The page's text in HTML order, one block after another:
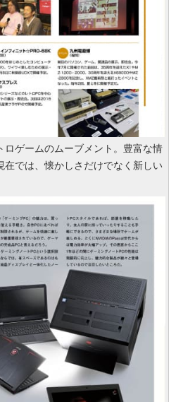
ロゲームのムーブメント。豊富な情
在では、懐かしさだけでなく新しい